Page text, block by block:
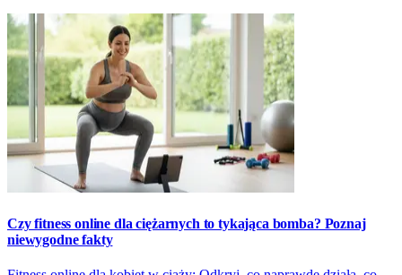
Czy fitness online dla ciężarnych to tykająca bomba? Poznaj
niewygodne fakty